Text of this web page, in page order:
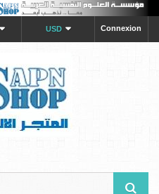
Connexion
USD